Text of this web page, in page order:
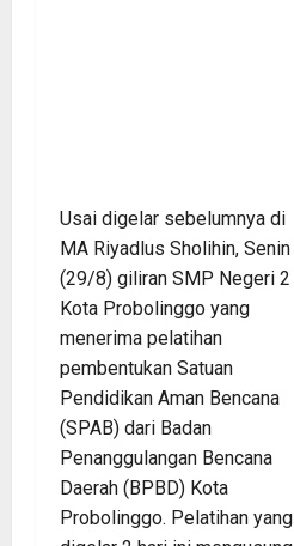
Usai digelar sebelumnya di
MA Riyadlus Sholihin, Senin
(29/8) giliran SMP Negeri 2
Kota Probolinggo yang
menerima pelatihan
pembentukan Satuan
Pendidikan Aman Bencana
(SPAB) dari Badan
Penanggulangan Bencana
Daerah (BPBD) Kota
Probolinggo. Pelatihan yang